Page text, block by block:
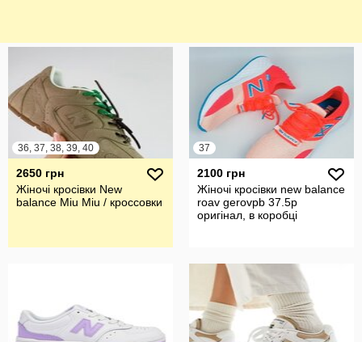
36, 37, 38, 39, 40
2650 грн
Жіночі кросівки New
balance Miu Miu / кроссовки
37
2100 грн
Жіночі кросівки new balance
roav gerovpb 37.5р
оригінал, в коробці